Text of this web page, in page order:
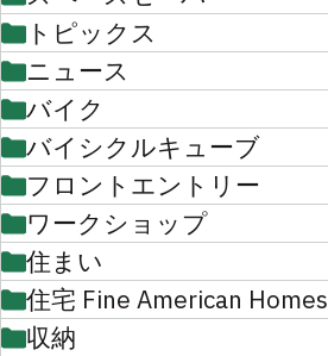
トピックス
ニュース
バイク
バイシクルキューブ
フロントエントリー
ワークショップ
住まい
住宅 Fine American Homes
収納